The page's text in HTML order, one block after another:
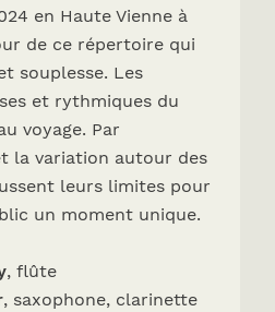
en Haute Vienne à
de ce répertoire qui
souplesse. Les
et rythmiques du
voyage. Par
la variation autour des
leurs limites pour
un moment unique.
, flûte
, saxophone, clarinette